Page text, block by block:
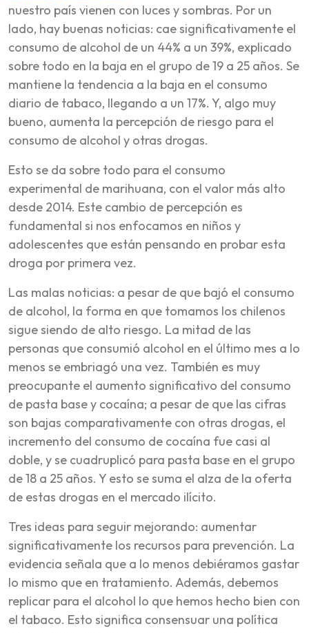
nuestro país vienen con luces y sombras. Por un
lado, hay buenas noticias: cae significativamente el
consumo de alcohol de un 44% a un 39%, explicado
sobre todo en la baja en el grupo de 19 a 25 años. Se
mantiene la tendencia a la baja en el consumo
diario de tabaco, llegando a un 17%. Y, algo muy
bueno, aumenta la percepción de riesgo para el
consumo de alcohol y otras drogas.
Esto se da sobre todo para el consumo
experimental de marihuana, con el valor más alto
desde 2014. Este cambio de percepción es
fundamental si nos enfocamos en niños y
adolescentes que están pensando en probar esta
droga por primera vez.
Las malas noticias: a pesar de que bajó el consumo
de alcohol, la forma en que tomamos los chilenos
sigue siendo de alto riesgo. La mitad de las
personas que consumió alcohol en el último mes a lo
menos se embriagó una vez. También es muy
preocupante el aumento significativo del consumo
de pasta base y cocaína; a pesar de que las cifras
son bajas comparativamente con otras drogas, el
incremento del consumo de cocaína fue casi al
doble, y se cuadruplicó para pasta base en el grupo
de 18 a 25 años. Y esto se suma el alza de la oferta
de estas drogas en el mercado ilícito.
Tres ideas para seguir mejorando: aumentar
significativamente los recursos para prevención. La
evidencia señala que a lo menos debiéramos gastar
lo mismo que en tratamiento. Además, debemos
replicar para el alcohol lo que hemos hecho bien con
el tabaco. Esto significa consensuar una política